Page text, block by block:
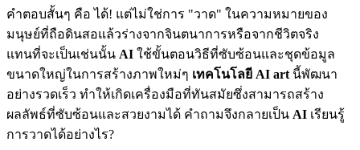
คำตอบสั้นๆ คือ ได้! แต่ไม่ใช่การ "วาด" ในความหมายของ
มนุษย์ที่ถือดินสอแล้วร่างจากจินตนาการหรือจากชีวิตจริง
แทนที่จะเป็นเช่นนั้น AI ใช้ขั้นตอนวิธีที่ซับซ้อนและชุดข้อมูล
ขนาดใหญ่ในการสร้างภาพใหม่ๆ เทคโนโลยี AI art นี้พัฒนา
อย่างรวดเร็ว ทำให้เกิดเครื่องมือที่ทันสมัยซึ่งสามารถสร้าง
ผลลัพธ์ที่ซับซ้อนและสวยงามได้ คำถามจึงกลายเป็น AI เรียนรู้
การวาดได้อย่างไร?